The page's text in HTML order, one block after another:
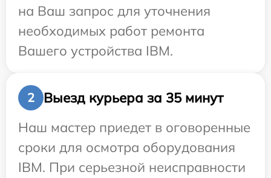
на Ваш запрос для уточнения
необходимых работ ремонта
Вашего устройства IBM.
2
Выезд курьера за 35 минут
Наш мастер приедет в оговоренные
сроки для осмотра оборудования
IBM. При серьезной неисправности